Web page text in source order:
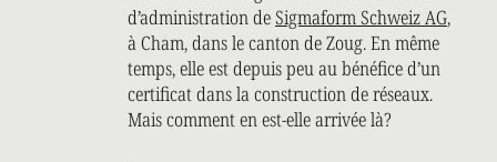
d’administration deSigmaform Schweiz AG,
à Cham, dans le canton de Zoug. En même
temps, elle est depuis peu au bénéfice d’un
certificat dans la construction de réseaux.
Mais comment en est-elle arrivée là?